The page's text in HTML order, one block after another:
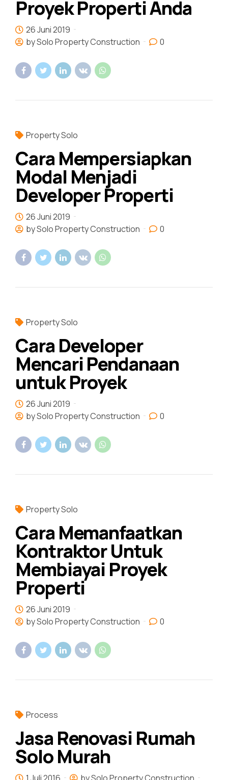
Proyek Properti Anda
26 Juni 2019
by Solo Property Construction
0
Property Solo
Cara Mempersiapkan
Modal Menjadi
Developer Properti
26 Juni 2019
by Solo Property Construction
0
Property Solo
Cara Developer
Mencari Pendanaan
untuk Proyek
26 Juni 2019
by Solo Property Construction
0
Property Solo
Cara Memanfaatkan
Kontraktor Untuk
Membiayai Proyek
Properti
26 Juni 2019
by Solo Property Construction
0
Process
Jasa Renovasi Rumah
Solo Murah
1 Juli 2016 by Solo Property Construction